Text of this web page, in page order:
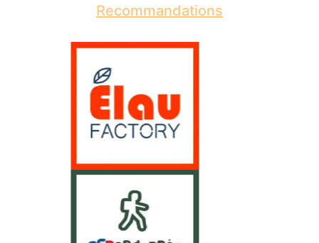
Recommandations